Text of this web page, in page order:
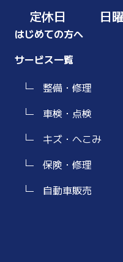
定休日
日
はじめての方へ
サービス一覧
整備・修理
車検・点検
キズ・へこみ
保険・修理
自動車販売